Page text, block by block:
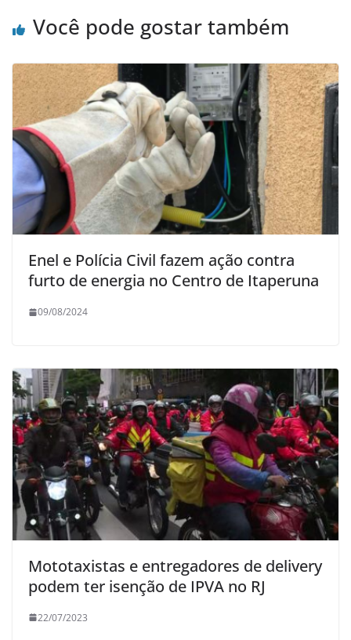
Você pode gostar também
Enel e Polícia Civil fazem ação contra
furto de energia no Centro de Itaperuna
09/08/2024
Mototaxistas e entregadores de delivery
podem ter isenção de IPVA no RJ
22/07/2023